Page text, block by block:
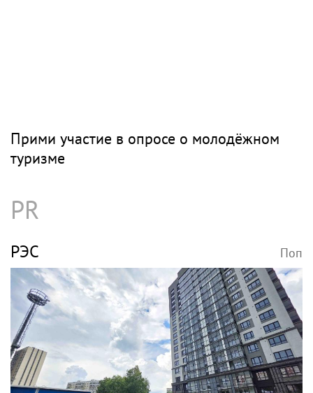
Прими участие в опросе о молодёжном
туризме
PR
РЭС Поп